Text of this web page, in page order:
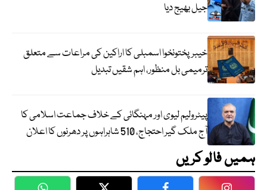
جیل بھیج دیا
خیبرپختونخوا اسمبلی کا اراکین کی مراعات سے متعلق
ترمیمی بل منظور، اہم شقیں تبدیل
پیٹرولیم لیوی اور مہنگائی کے خلاف جماعت اسلامی کا
آج ملک گیر احتجاج، 510 شاہراہوں پر دھرنوں کا اعلان
ہمیں فالو کریں